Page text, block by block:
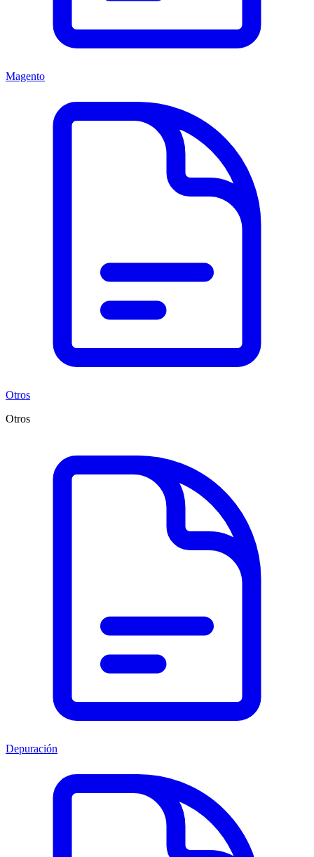
Magento
Otros
Otros
Depuración